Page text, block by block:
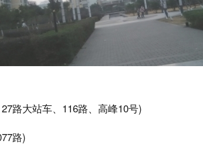
路大站车、116路、高峰10号)
路)